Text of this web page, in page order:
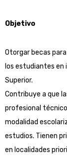
Objetivo
Otorgar becas
los estudiantes en
Superior.
Contribuye a que
profesional
modalidad
estudios. Tienen
en localidades